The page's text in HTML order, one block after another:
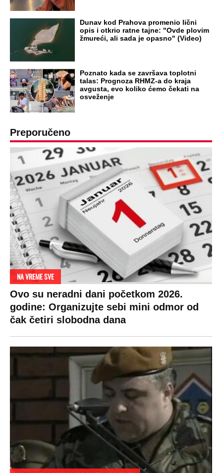
UBIJAO!
DRAMA ZBOG LJUBAVNE PRIČE
Zbog svadbe trudne Srpkinje i Albanca
proradio nacionalizam! Popljuvali ih samo
tako: "Ti si svoje srpsko izdala"
RAJ!
Žene u Srbiji su poludele za njima,
ogledaju se, bacaju pare: Ovde bunde
koštaju 100 evra, a neke i 2.000 dinara!